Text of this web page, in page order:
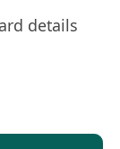
details